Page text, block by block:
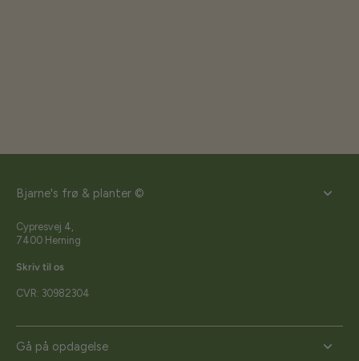
Bjarne's frø & planter ©
Cypresvej 4,
7400 Herning
Skriv til os
CVR: 30982304
Gå på opdagelse